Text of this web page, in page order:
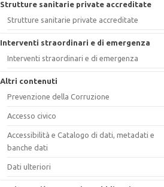
Strutture sanitarie private accreditate
Strutture sanitarie private accreditate
Interventi straordinari e di emergenza
Interventi straordinari e di emergenza
Altri contenuti
Prevenzione della Corruzione
Accesso civico
Accessibilità e Catalogo di dati, metadati e
banche dati
Dati ulteriori